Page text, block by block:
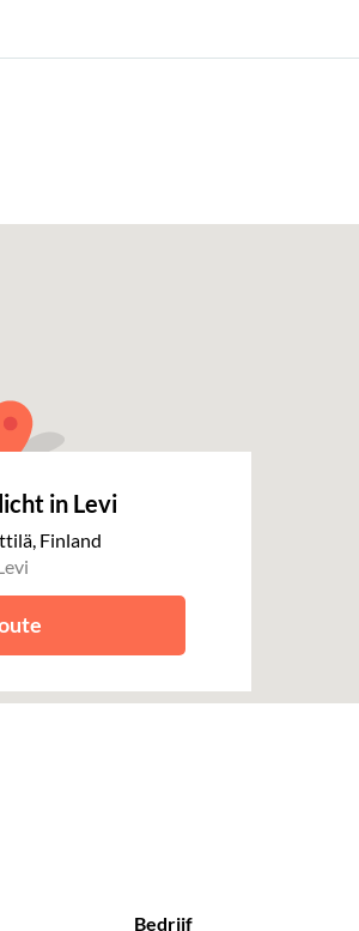
in Levi
Finland
Bedrijf